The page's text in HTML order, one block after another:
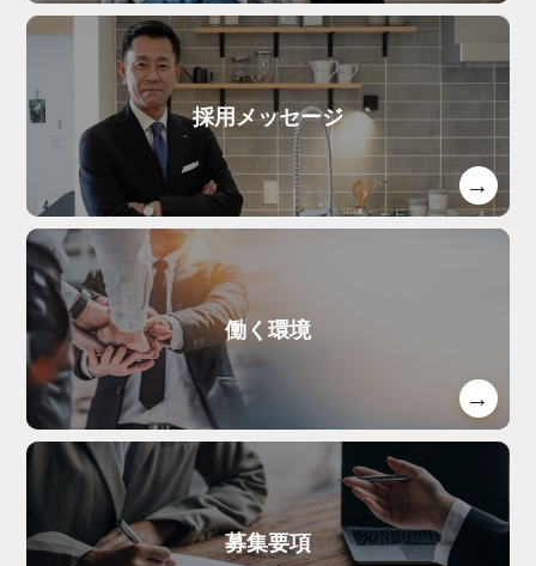
採用メッセージ
働く環境
募集要項